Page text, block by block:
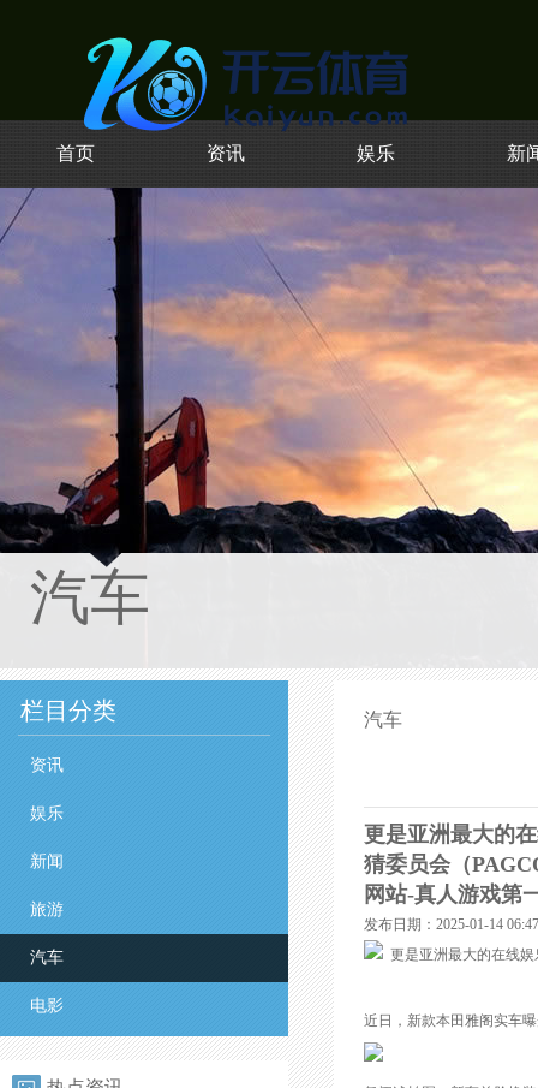
首页 资讯 娱乐 新
汽车
栏目分类
资讯
娱乐
新闻
旅游
汽车
电影
汽车
更是亚洲最大的
猜委员会（
网站-真人游戏第
发布日期：2025-01-14
近日，新款本田雅阁实车